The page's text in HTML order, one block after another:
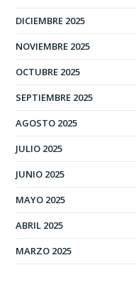
DICIEMBRE 2025
NOVIEMBRE 2025
OCTUBRE 2025
SEPTIEMBRE 2025
AGOSTO 2025
JULIO 2025
JUNIO 2025
MAYO 2025
ABRIL 2025
MARZO 2025